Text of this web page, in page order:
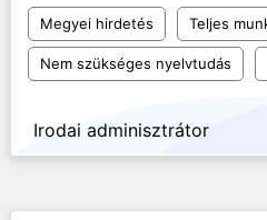
Megyei hirdetés Teljes
Nem szükséges nyelvtudás
Irodai adminisztrátor